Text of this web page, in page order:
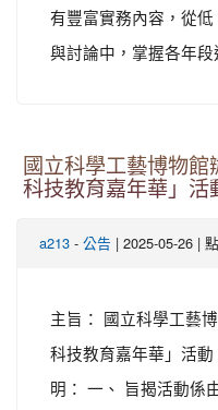
有豐富實務內容，從
與討論中，掌握各年段
國立科學工藝博物
科技教育嘉年華」活
a213 - 公告 | 2025-05-26 |
主旨： 國立科學工藝
科技教育嘉年華」活
明： 一、 旨揭活動係